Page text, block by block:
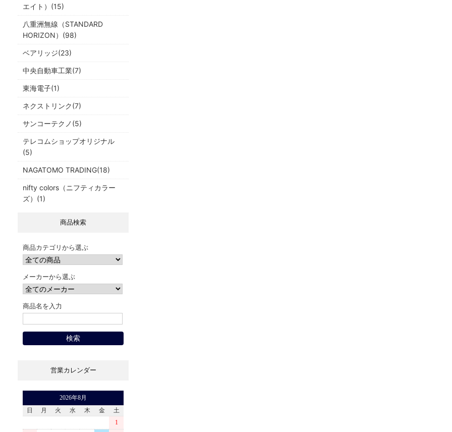
エイト）(15)
八重洲無線（STANDARD
HORIZON）(98)
ベアリッジ(23)
中央自動車工業(7)
東海電子(1)
ネクストリンク(7)
サンコーテクノ(5)
テレコムショップオリジナル
(5)
NAGATOMO TRADING(18)
nifty colors（ニフティカラー
ズ）(1)
商品検索
商品カテゴリから選ぶ
メーカーから選ぶ
商品名を入力
営業カレンダー
2026年8月
日
月 火 水 木 金
土
1